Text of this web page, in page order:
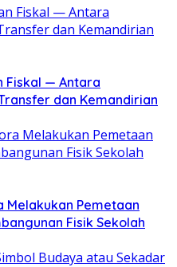
Fiskal — Antara
dan Kemandirian
Melakukan Pemetaan
Fisik Sekolah